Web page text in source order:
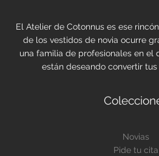
El Atelier de Cotonnus es ese
de los vestidos de novia ocurre
una familia de profesionales en el
están deseando convertir
Novias
Pide tu cita